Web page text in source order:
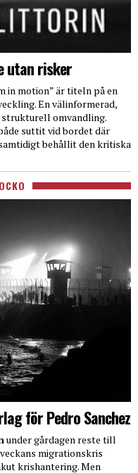
utan risker
in motion” är titeln på en
En välinformerad,
omvandling.
suttit vid bordet där
behållit den kritiska
för Pedro Sanchez
under gårdagen reste till
migrationskris
krishantering. Men